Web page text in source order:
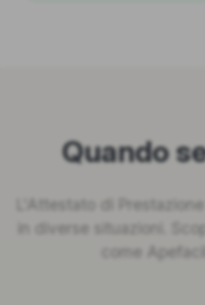
Quando
L'Attestato di
in diverse situazioni.
come